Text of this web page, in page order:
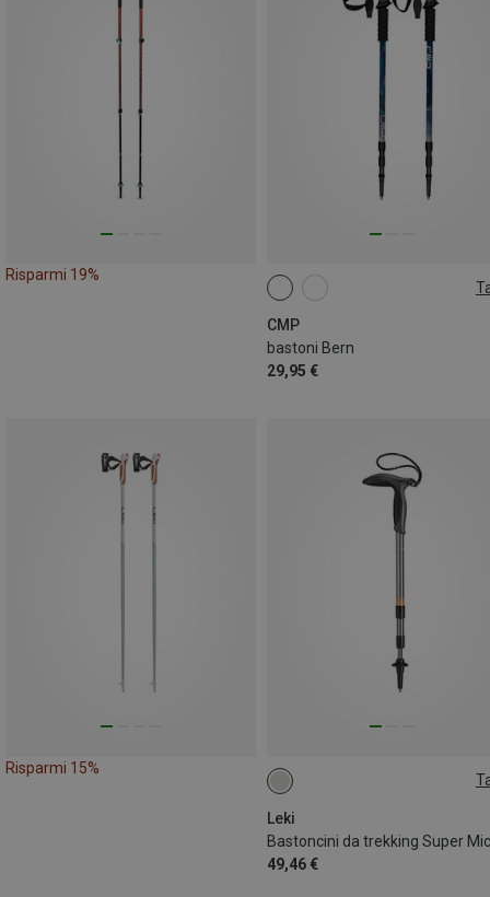
Risparmi 19%
CMP
bastoni Bern
29,95 €
ONE SIZE
Risparmi 15%
Leki
Bastoncini da trekking Super
49,46 €
66-90CM